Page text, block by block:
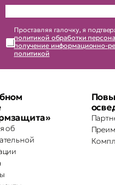
Проставляя галочку, я
политикой обработки
получение информационно-
политикой
об